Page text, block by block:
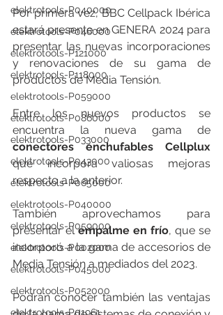
elektrotools-P040000
elektrotools-P046000
elektrotools-P121000
elektrotools-P118000
elektrotools-P059000
elektrotools-P086000
elektrotools-P033000
elektrotools-P043000
elektrotools-P065000
elektrotools-P040000
elektrotools-P059000
elektrotools-P002000
elektrotools-P045000
elektrotools-P052000
elektrotools-P01961
Por primera vez, BBC Cellpack Ibérica
estará presente en GENERA 2024 para
presentar las nuevas incorporaciones
y renovaciones de su gama de
productos de Media Tensión.
Entre los nuevos productos se
conectores enchufables Cellplux
que incorpora valiosas mejoras
respecto a la anterior.
También aprovechamos para
presentar el empalme en frío, que se
incorporó a la gama de accesorios de
Media Tensión a mediados del 2023.
Podrán conocer también las ventajas